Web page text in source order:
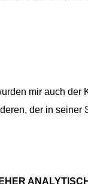
mir auch der
der in seiner